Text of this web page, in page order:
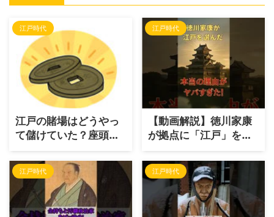
江戸時代
江戸の賭場はどうやっ
て儲けていた？座頭市
と木枯らし紋次郎から
見える博徒の経済学
江戸時代
【動画解説】徳川家康
が拠点に「江戸」を選
んだ本当の理由｜小田
原や鎌倉じゃダメだっ
たワケ
江戸時代 江戸時代